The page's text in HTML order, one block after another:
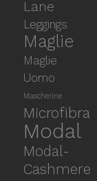
Lane
Leggings
Maglie
Maglie
Uomo
Mascherine
Microfibra
Modal
Modal-
Cashmere